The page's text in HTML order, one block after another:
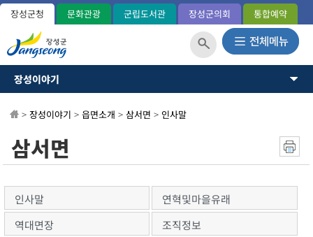
장성군청 문화관광 군립도서관 장성군의회 통합예약
장성이야기
OK 365민원
분야별정보
정보공개
장성이야기
역사와연혁
관내지도
군민헌장
국내외교류
장성군사
장성의상징
> 장성이야기 > 읍면소개 > 삼서면 > 인사말
삼서면
인사말
연혁및마을유래
역대면장
조직정보